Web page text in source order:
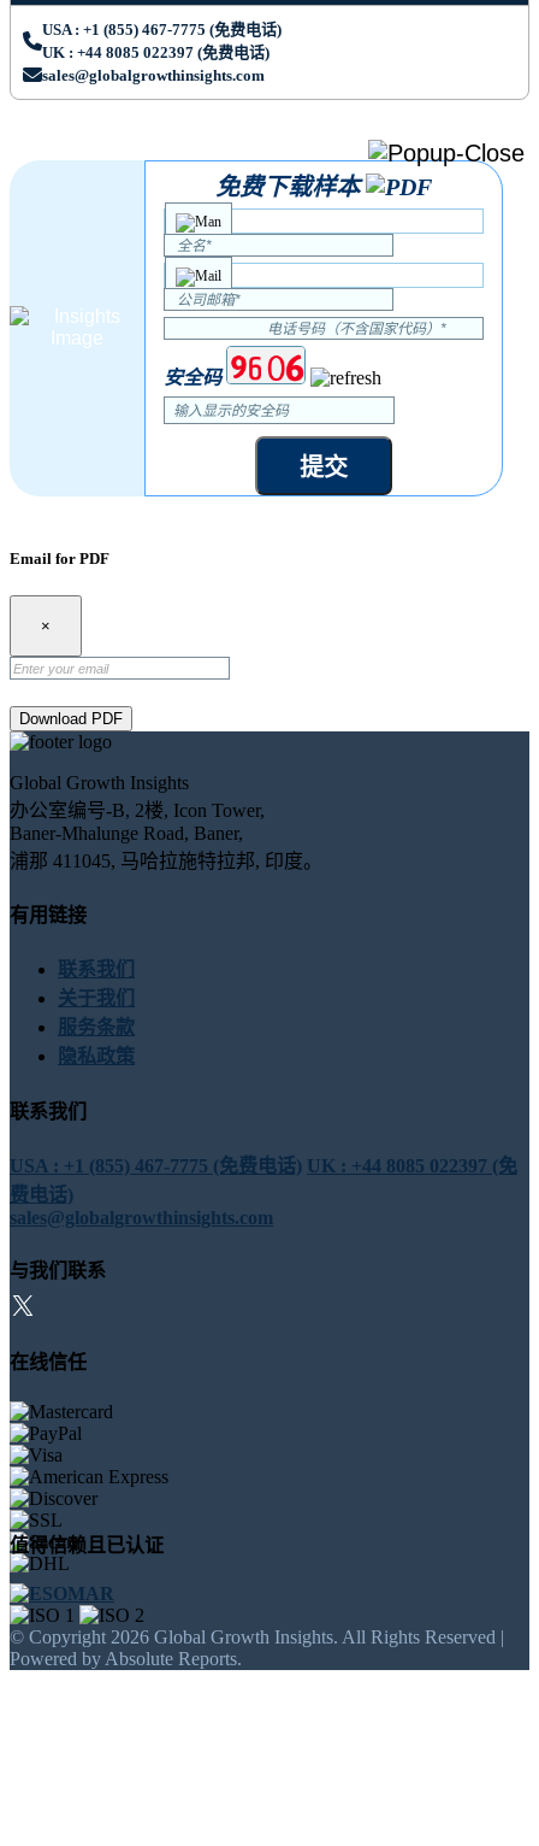
USA : +1 (855) 467-7775 (免费电话)
UK : +44 8085 022397 (免费电话)
sales@globalgrowthinsights.com
免费下载样本
安全码
提交
Email for PDF
×
Download PDF
Global Growth Insights
办公室编号-B, 2楼, Icon Tower,
Baner-Mhalunge Road, Baner,
浦那 411045, 马哈拉施特拉邦, 印度。
有用链接
联系我们
关于我们
服务条款
隐私政策
联系我们
USA : +1 (855) 467-7775 (免费电话) UK : +44 8085 022397 (免
费电话)
sales@globalgrowthinsights.com
与我们联系
在线信任
值得信赖且已认证
© Copyright 2026 Global Growth Insights. All Rights Reserved |
Powered by Absolute Reports.